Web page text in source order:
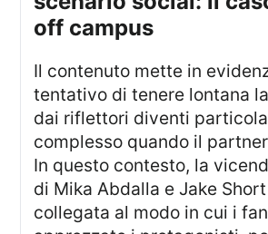
off campus
Il contenuto mette in evidenza come il
tentativo di tenere lontana
dai riflettori diventi
complesso quando il
In questo contesto, la
di Mika Abdalla e Jake
collegata al modo in cui i